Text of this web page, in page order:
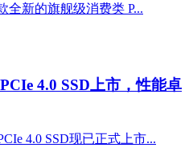
全新的旗舰级消费类 P...
4.0 SSD上市，性能卓
4.0 SSD现已正式上市...